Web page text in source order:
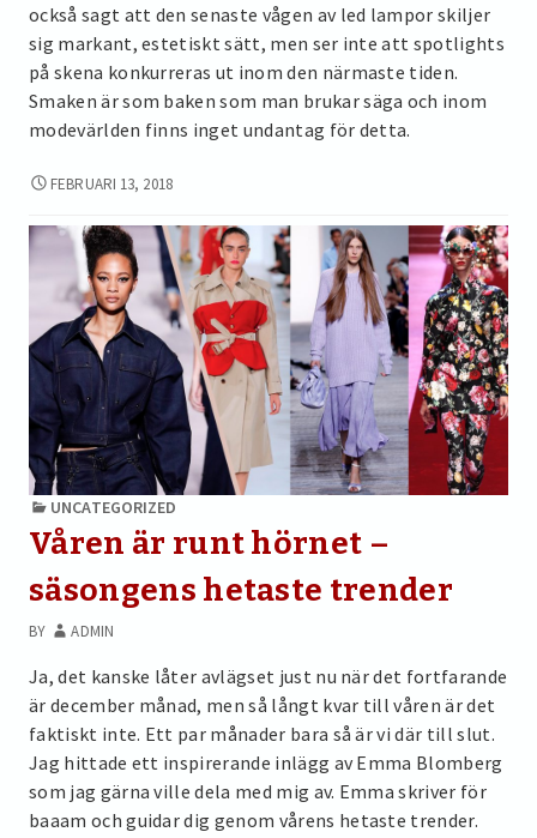
också sagt att den senaste vågen av led lampor skiljer
sig markant, estetiskt sätt, men ser inte att spotlights
på skena konkurreras ut inom den närmaste tiden.
Smaken är som baken som man brukar säga och inom
modevärlden finns inget undantag för detta.
TRENDIGT
LED
INOM
MODEVÄRLDEN
FEBRUARI 13, 2018
UNCATEGORIZED
Våren är runt hörnet –
säsongens hetaste trender
BY ADMIN
Ja, det kanske låter avlägset just nu när det fortfarande
är december månad, men så långt kvar till våren är det
faktiskt inte. Ett par månader bara så är vi där till slut.
Jag hittade ett inspirerande inlägg av Emma Blomberg
som jag gärna ville dela med mig av. Emma skriver för
baaam och guidar dig genom vårens hetaste trender.